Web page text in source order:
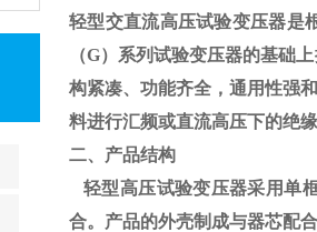
轻型交直流高压试验变压器是
（G）系列试验变压器的基础
构紧凑、功能齐全，通用性强
料进行汇频或直流高压下的绝
二、产品结构
轻型高压试验变压器采用单
合。产品的外壳制成与器芯配